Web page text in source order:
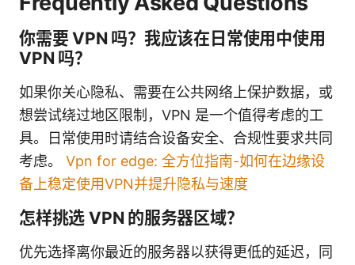
你需要 VPN 吗？我应该在日常使用中使用
VPN 吗？
如果你关心隐私、需要在公共网络上保护数据，或
想尝试绕过地区限制，VPN 是一个值得考虑的工
具。日常使用时请结合设备安全、合规性要求共同
考虑。 Vpn for edge: 全方位指南-如何在边缘设
备上稳定使用VPN并提升隐私与速度
怎样挑选 VPN 的服务器区域？
优先选择离你最近的服务器以获得更低的延迟，同